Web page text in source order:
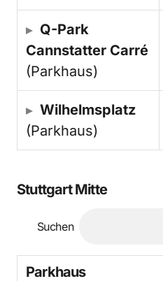
Q-Park
Cannstatter Carré
(Parkhaus)
Wilhelmsplatz
(Parkhaus)
Stuttgart Mitte
Suchen
Parkhaus